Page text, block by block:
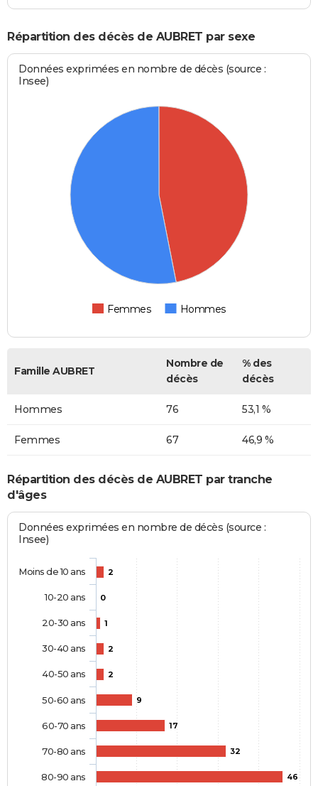
Répartition des décès de AUBRET par sexe
Données exprimées en nombre de décès (source :
Insee)
Femmes Hommes
Famille AUBRET
Nombre de
décès
% des
décès
Hommes 76 53,1 %
Femmes 67 46,9 %
Répartition des décès de AUBRET par tranche
d'âges
Données exprimées en nombre de décès (source :
Insee)
2
0
1
2
2
9
17
32
46
Moins de 10 ans
10-20 ans
20-30 ans
30-40 ans
40-50 ans
50-60 ans
60-70 ans
70-80 ans
80-90 ans